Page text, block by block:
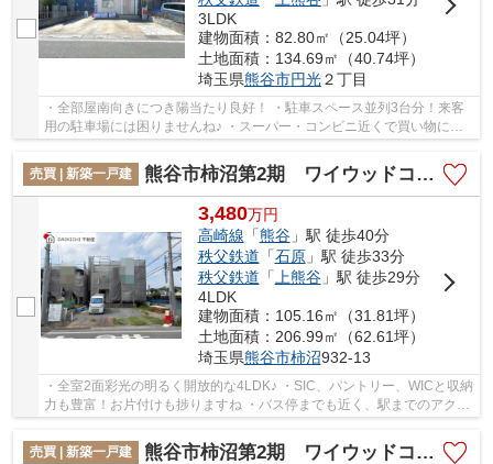
3LDK
建物面積：82.80㎡（25.04坪）
土地面積：134.69㎡（40.74坪）
埼玉県熊谷市円光２丁目
・全部屋南向きにつき陽当たり良好！ ・駐車スペース並列3台分！来客
用の駐車場には困りませんね♪ ・スーパー・コンビニ近くで買い物に便
売買 | 新築一戸建
熊谷市柿沼第2期 ワイウッドコート 新築戸建 全3区画 1号棟
3,480万円
高崎線 「熊谷」駅 徒歩40分
秩父鉄道 「石原」駅 徒歩33分
秩父鉄道 「 上熊谷」駅 徒歩29分
4LDK
建物面積：105.16㎡（31.81坪）
土地面積：206.99㎡（62.61坪）
埼玉県熊谷市柿沼932-13
・全室2面彩光の明るく開放的な4LDK♪ ・SIC、パントリー、WICと収納
力も豊富！お片付けも捗りますね ・バス停までも近く、駅までのアクセ
売買 | 新築一戸建
熊谷市柿沼第2期 ワイウッドコート 新築戸建 全3区画 2号棟